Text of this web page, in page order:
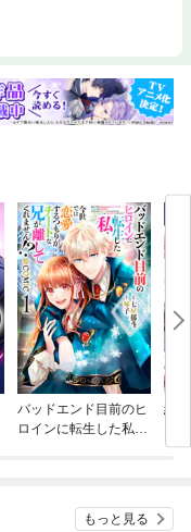
バッドエンド目前のヒ
ロインに転生した私、
結
もっと見る